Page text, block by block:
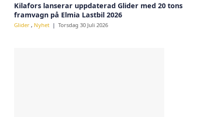
Kilafors lanserar uppdaterad Glider med 20 tons
framvagn på Elmia Lastbil 2026
Glider , Nyhet Torsdag 30 Juli 2026